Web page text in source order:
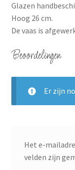
Glazen
Hoog 26 cm.
De vaas is
Beoordelingen
Er zijn
Het e-
velden zijn